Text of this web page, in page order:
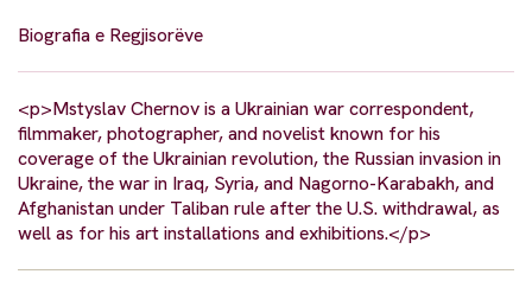
Biografia e Regjisorëve
<p>Mstyslav Chernov is a Ukrainian war correspondent,
filmmaker, photographer, and novelist known for his
coverage of the Ukrainian revolution, the Russian invasion in
Ukraine, the war in Iraq, Syria, and Nagorno-Karabakh, and
Afghanistan under Taliban rule after the U.S. withdrawal, as
well as for his art installations and exhibitions.</p>